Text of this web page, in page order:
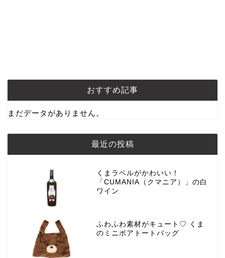
おすすめ記事
まだデータがありません。
最近の投稿
くまラベルがかわいい！
「CUMANIA（クマニア）」の白
ワイン
ふわふわ素材がキュート♡ くま
のミニボアトートバッグ